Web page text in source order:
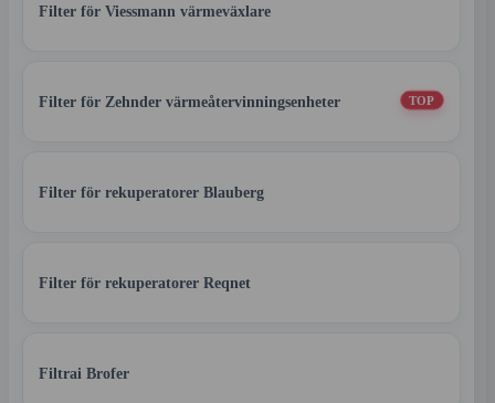
Filter för Viessmann värmeväxlare
Filter för Zehnder värmeåtervinningsenheter TOP
Filter för rekuperatorer Blauberg
Filter för rekuperatorer Reqnet
Filtrai Brofer